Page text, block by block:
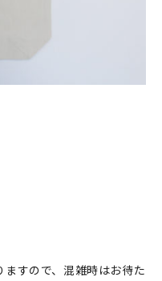
ので、混雑時はお待た